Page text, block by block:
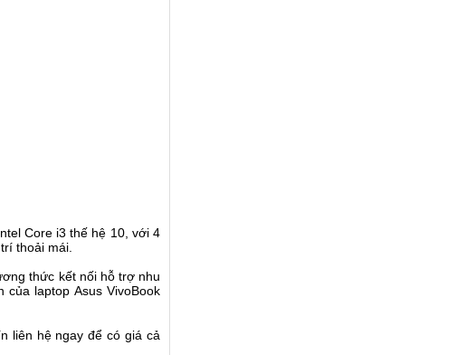
Core i3 thế hệ 10, với 4
thoải mái.
thức kết nối hỗ trợ nhu
laptop Asus VivoBook
liên hệ ngay để có giá cả